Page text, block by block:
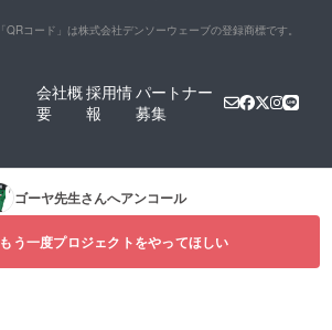
「QRコード」は株式会社デンソーウェーブの登録商標です。
会社概
要
採用情
報
パートナー
募集
ゴーヤ先生さんへアンコール
もう一度プロジェクトをやってほしい